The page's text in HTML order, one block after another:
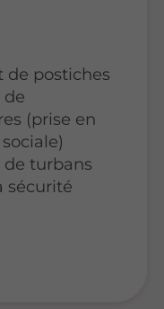
de postiches
de
(prise en
turbans
sécurité